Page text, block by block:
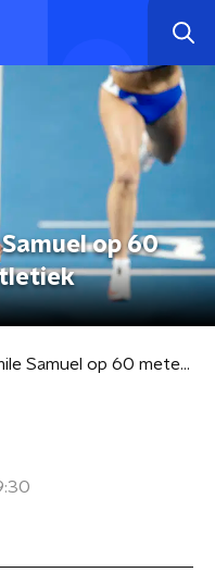
op 60
Brons voor Jamile Samuel op 60 meter EK indoor atletiek